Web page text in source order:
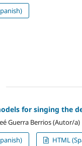
for singing the
Guerra Berrios (Autor/a)
HTML